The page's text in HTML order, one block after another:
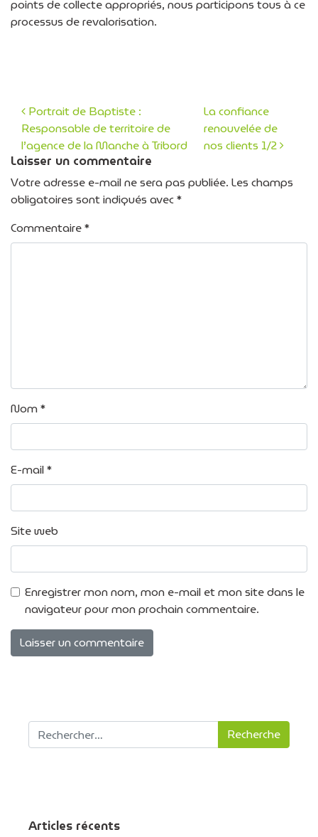
points de collecte appropriés, nous participons tous à ce
processus de revalorisation.
Navigation des articles
Portrait de Baptiste :
Responsable de territoire de
l’agence de la Manche à Tribord
La confiance
renouvelée de
nos clients 1/2
Laisser un commentaire
Votre adresse e-mail ne sera pas publiée. Les champs
obligatoires sont indiqués avec*
Commentaire*
Nom*
E-mail*
Site web
Enregistrer mon nom, mon e-mail et mon site dans le
navigateur pour mon prochain commentaire.
Recherche pour :
Articles récents